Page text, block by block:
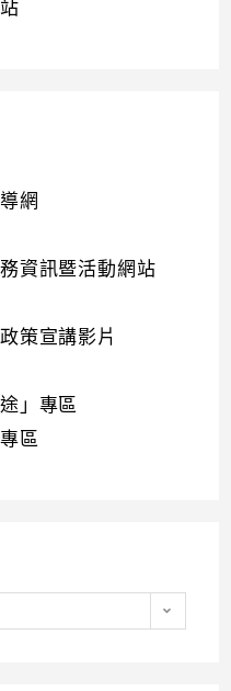
網
資訊暨活動網站
策宣講影片
」專區
區